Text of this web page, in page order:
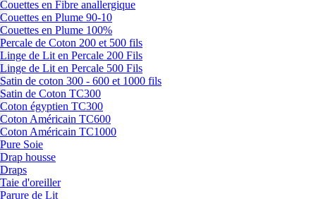
Couettes en Fibre anallergique
Couettes en Plume 90-10
Couettes en Plume 100%
Percale de Coton 200 et 500 fils
Linge de Lit en Percale 200 Fils
Linge de Lit en Percale 500 Fils
Satin de coton 300 - 600 et 1000 fils
Satin de Coton TC300
Coton égyptien TC300
Coton Américain TC600
Coton Américain TC1000
Pure Soie
Drap housse
Draps
Taie d'oreiller
Parure de Lit